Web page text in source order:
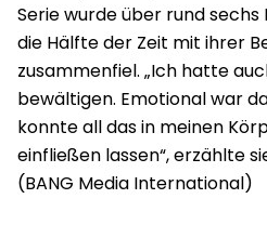
Serie wurde über rund
die Hälfte der Zeit mit ihrer
zusammenfiel. „Ich hatte
bewältigen. Emotional war
konnte all das in meinen
einfließen lassen“, erzählte